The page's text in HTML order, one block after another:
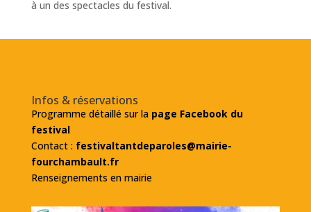
à un des spectacles du festival.
Infos & réservations
Programme détaillé sur la page Facebook du
festival
Contact : festivaltantdeparoles@mairie-
fourchambault.fr
Renseignements en mairie